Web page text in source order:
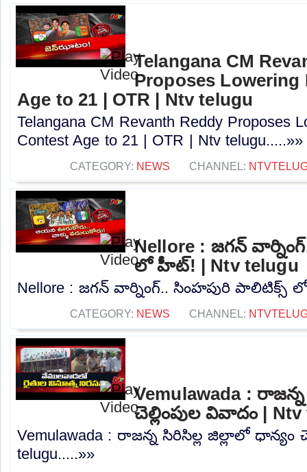
Telangana CM
Proposes Lowering
Age to 21 | OTR | Ntv telugu
Telangana CM Revanth Reddy Proposes
Contest Age to 21 | OTR | Ntv telugu.....»»
CATEGORY: NEWS CHANNEL:
Nellore : జగన్
లో హీట్! | Ntv telugu
Nellore : జగన్ వార్నింగ్.. సింహపురి పాలిటిక్స్
CATEGORY: NEWS CHANNEL:
Vemulawada :
చెల్లింపుల వివాదం |
Vemulawada : రాజన్న సిరిసిల్ల జిల్లాలో ధాన్యం
telugu.....»»